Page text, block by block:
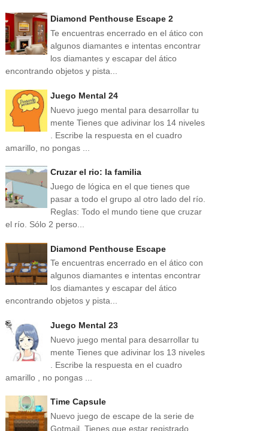
Diamond Penthouse Escape 2
Te encuentras encerrado en el ático con
algunos diamantes e intentas encontrar
los diamantes y escapar del ático
encontrando objetos y pista...
Juego Mental 24
Nuevo juego mental para desarrollar tu
mente Tienes que adivinar los 14 niveles
. Escribe la respuesta en el cuadro
amarillo, no pongas ...
Cruzar el rio: la familia
Juego de lógica en el que tienes que
pasar a todo el grupo al otro lado del río.
Reglas: Todo el mundo tiene que cruzar
el río. Sólo 2 perso...
Diamond Penthouse Escape
Te encuentras encerrado en el ático con
algunos diamantes e intentas encontrar
los diamantes y escapar del ático
encontrando objetos y pista...
Juego Mental 23
Nuevo juego mental para desarrollar tu
mente Tienes que adivinar los 13 niveles
. Escribe la respuesta en el cuadro
amarillo , no pongas ...
Time Capsule
Nuevo juego de escape de la serie de
Gotmail. Tienes que estar registrado